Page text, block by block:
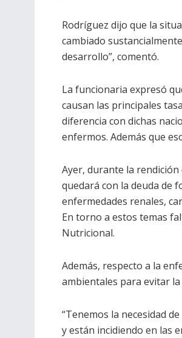
Rodríguez dijo que la
cambiado
desarrollo”, comentó.
La funcionaria expresó
causan las principales
diferencia con dichas
enfermos. Además que
Ayer, durante la
quedará con la deuda de
enfermedades renales,
En torno a estos temas
Nutricional.
Además, respecto a la
ambientales para evitar
“Tenemos la necesidad
y están incidiendo en las